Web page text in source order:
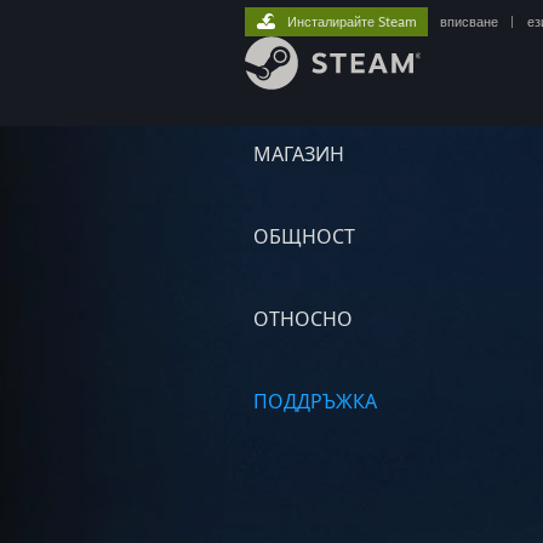
МАГАЗИН
ОБЩНОСТ
ОТНОСНО
ПОДДРЪЖКА
Инсталирайте Steam вписване